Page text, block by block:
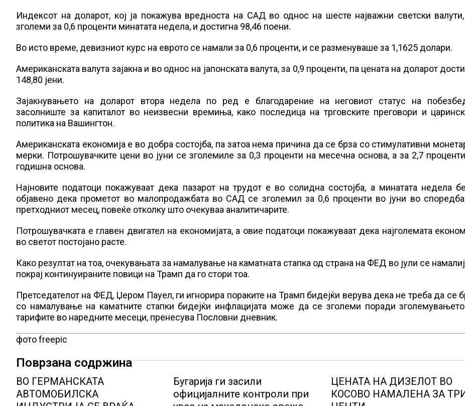
Индексот на доларот, кој ја покажува вредноста на САД во однос на шесте најважни светски
зголеми за 0,6 проценти минатата недела, и достигна 98,46 поени.
Во исто време, девизниот курс на еврото се намали за 0,6 проценти, и се разменуваше за 1,1625 долари.
Американската валута зајакна и во однос на јапонската валута, за 0,9 проценти, па цената на доларот
148,80 јени.
Зајакнувањето на доларот втора недела по ред е благодарение на неговиот статус на
засолниште за капиталот во неизвесни времиња, како последица на трговските преговори и
политика на Вашингтон.
Американската економија е во добра состојба, па затоа нема причина да се брза со стимулативни
мерки. Потрошувачките цени во јуни се зголемиле за 0,3 проценти на месечна основа, а за 2,7
годишна основа.
Најновите податоци покажуваат дека пазарот на трудот е во солидна состојба, а минатата недела
објавено дека прометот во малопродажбата во САД се зголемил за 0,6 проценти во јуни во
претходниот месец, повеќе отколку што очекуваа аналитичарите.
Потрошувачката е главен двигател на економијата, а овие податоци покажуваат дека најголемата
во светот постојано расте.
Како резултат на тоа, очекувањата за намалување на каматната стапка од страна на ФЕД во јули се
покрај континуираните повици на Трамп да го стори тоа.
Претседателот на ФЕД, Џером Пауел, ги игнорира пораките на Трамп бидејќи верува дека не треба да се
со намалување на каматните стапки бидејќи инфлацијата може да се зголеми поради
тарифите во наредните месеци, пренесува Пословни дневник.
фото freepic
Поврзана содржина
ВО ГЕРМАНСКАТА
АВТОМОБИЛСКА
Бугарија ги засили
официјалните контроли при
ЦЕНАТА НА ДИЗЕЛОТ ВО
КОСОВО НАМАЛЕНА ЗА